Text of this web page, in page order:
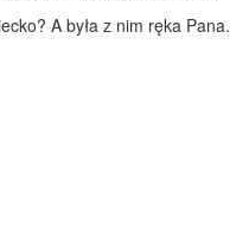
A była z nim ręka Pana.